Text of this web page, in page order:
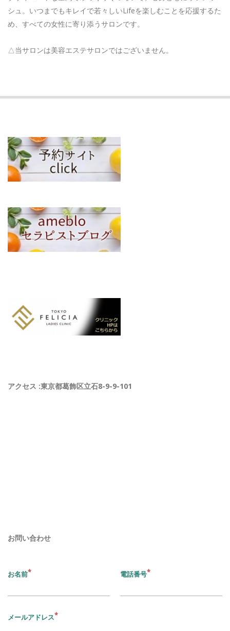
シュ。いつまでもキレイで若々しいLifeを楽しむことを応援するた
め、すべての女性に寄り添うサロンです。
△当サロンは美容エステサロンではございません。
2018-
アクセス :東京都葛飾区立石8-9-9-101
お問い合わせ
お名前 電話番号
メールアドレス